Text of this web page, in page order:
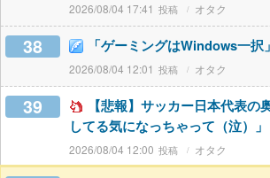
2026/08/04 17:41 オタク
38 「ゲーミングはWindows一
2026/08/04 12:01 オタク
39
【悲報】サッカー日本代表の
してる気になっちゃって（泣）」
2026/08/04 12:00 オタク